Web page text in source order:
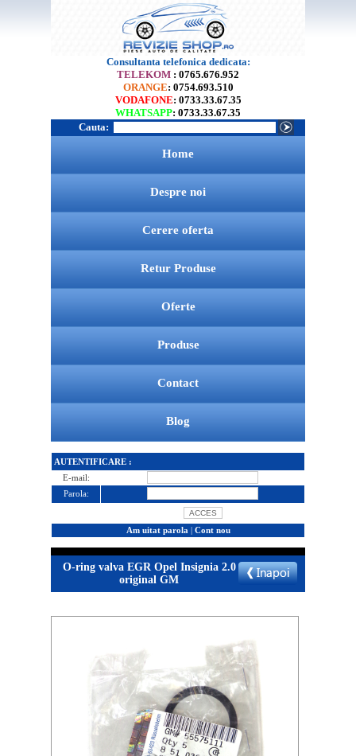
Consultanta telefonica dedicata:
TELEKOM : 0765.676.952
ORANGE: 0754.693.510
VODAFONE: 0733.33.67.35
WHATSAPP: 0733.33.67.35
Cauta:
Home
Despre noi
Cerere oferta
Retur Produse
Oferte
Produse
Contact
Blog
AUTENTIFICARE :
E-mail:
Parola:
Am uitat parola | Cont nou
O-ring valva EGR Opel Insignia 2.0
original GM